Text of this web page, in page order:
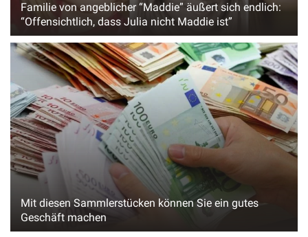
Familie von angeblicher “Maddie” äußert sich endlich:
“Offensichtlich, dass Julia nicht Maddie ist”
Mit diesen Sammlerstücken können Sie ein gutes
Geschäft machen